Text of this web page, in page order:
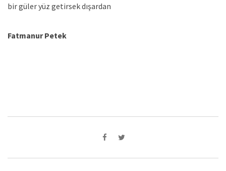
bir güler yüz getirsek dışardan
Fatmanur Petek